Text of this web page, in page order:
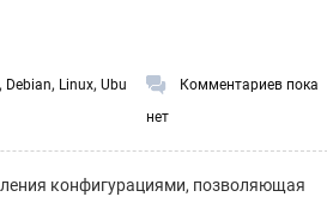
Debian, Linux, Ubu
Комментариев пока
нет
конфигурациями, позволяющая